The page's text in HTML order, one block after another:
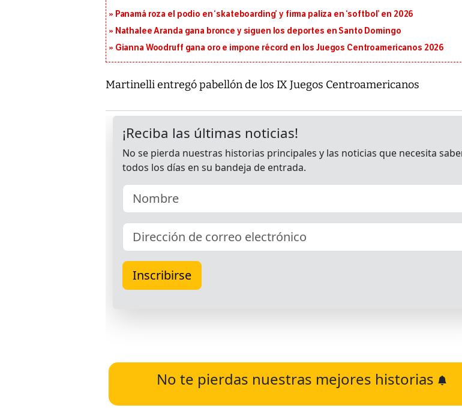
Panamá roza el podio en ‘skateboarding’ y firma paliza en ‘softbol’ en 2026
Nathalee Aranda gana bronce y siguen los deportes en Santo Domingo
Gianna Woodruff gana oro e impone récord en los Juegos Centroamericanos 2026
Martinelli entregó pabellón de los IX Juegos Centroamericanos
No te pierdas nuestras mejores historias
julio en la prefectura de
al sur de Japón, provocando
emergencia de gran